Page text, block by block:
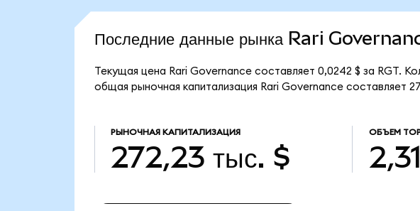
Последние данные рынка Rari
Текущая цена Rari Governance составляет 0,0242 $ за RGT.
общая рыночная капитализация Rari Governance составляет
РЫНОЧНАЯ КАПИТАЛИЗАЦИЯ
272,23 тыс. $
ОБЪЕМ